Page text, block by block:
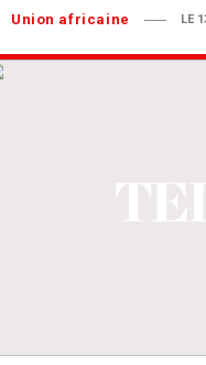
Union africaine LE